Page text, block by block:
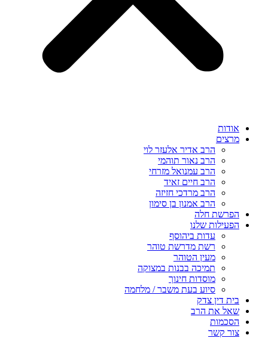
אודות
מרצים
הרב אדיר אלעזר לוי
הרב נאור תוהמי
הרב עמנואל מזרחי
הרב חיים זאיד
הרב מרדכי חזיזה
הרב אמנון בן סימון
הפרשת חלה
הפעילות שלנו
עדות ביהוסף
רשת מדרשת טוהר
מעין הטוהר
תמיכה בבנות במצוקה
מוסדות חינוך
סיוע בעת משבר / מלחמה
בית דין צדק
שאל את הרב
הסכמות
צור קשר